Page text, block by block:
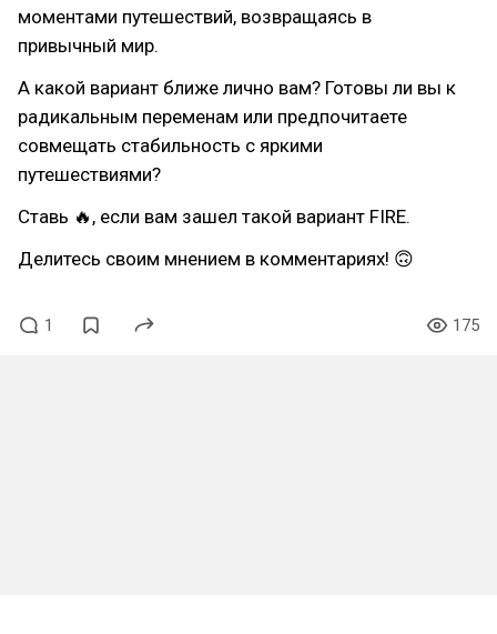
моментами путешествий, возвращаясь в
привычный мир.
А какой вариант ближе лично вам? Готовы ли вы к
радикальным переменам или предпочитаете
совмещать стабильность с яркими
путешествиями?
Ставь 🔥, если вам зашел такой вариант FIRE.
Делитесь своим мнением в комментариях! 🙃
1 175